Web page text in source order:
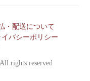
・配送について
イバシーポリシー
rights reserved